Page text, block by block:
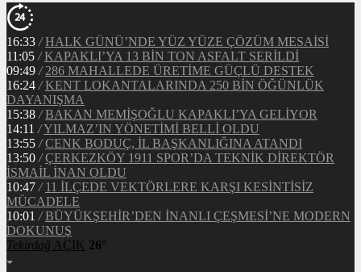
16:33 / HALK GÜNÜ’NDE YÜZ YÜZE ÇÖZÜM MESAİSİ
11:05 / KAPAKLI’YA 13 BİN TON ASFALT SERİLDİ
09:49 / 286 MAHALLEDE ÜRETİME GÜÇLÜ DESTEK
16:24 / KENT LOKANTALARINDA 250 BİN ÖĞÜNLÜK
DAYANIŞMA
15:38 / BAKAN MEMİŞOĞLU KAPAKLI’YA GELİYOR
14:11 /YILMAZ’IN YÖNETİMİ BELLİ OLDU
13:55 / CENK BODUÇ, İL BAŞKANLIĞINA ATANDI
13:50 / ÇERKEZKÖY 1911 SPOR’DA TEKNİK DİREKTÖR
İSMAİL İNAN OLDU
10:47 / 11 İLÇEDE VEKTÖRLERE KARŞI KESİNTİSİZ
MÜCADELE
10:01 / BÜYÜKŞEHİR’DEN İNANLI ÇEŞMESİ’NE MODERN
DOKUNUŞ
Tekirdağ AÇIK 26°